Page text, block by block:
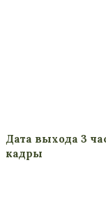
Дата выхода 3
кадры